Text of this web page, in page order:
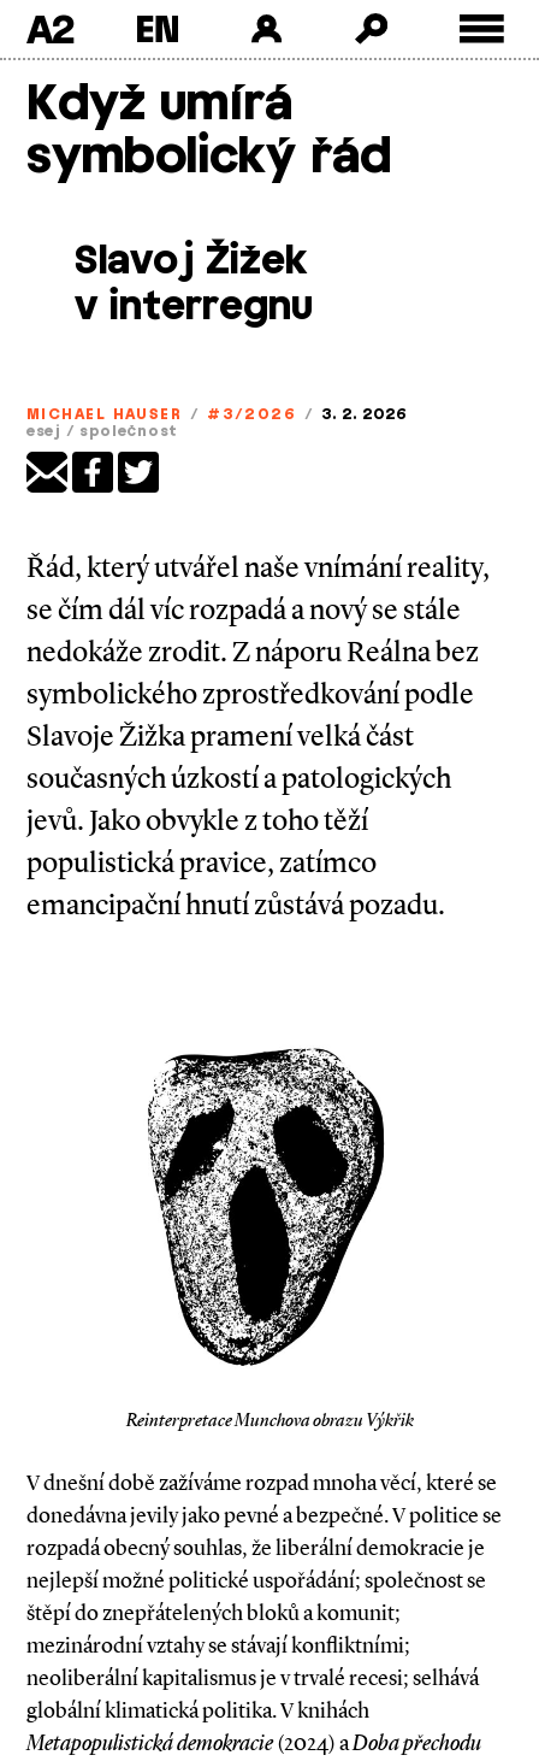
A2
Když umírá
symbolický řád
Slavoj Žižek
v interregnu
MICHAEL HAUSER / #3/2026 / 3. 2. 2026
esej / společnost
Řád, který utvářel naše vnímání reality,
se čím dál víc rozpadá a nový se stále
nedokáže zrodit. Z náporu Reálna bez
symbolického zprostředkování podle
Slavoje Žižka pramení velká část
současných úzkostí a patologických
jevů. Jako obvykle z toho těží
populistická pravice, zatímco
emancipační hnutí zůstává pozadu.
Reinterpretace Munchova obrazu Výkřik
V dnešní době zažíváme rozpad mnoha věcí, které se
donedávna jevily jako pevné a bezpečné. V politice se
rozpadá obecný souhlas, že liberální demokracie je
nejlepší možné politické uspořádání; společnost se
štěpí do znepřátelených bloků a komunit;
mezinárodní vztahy se stávají konfliktními;
neoliberální kapitalismus je v trvalé recesi; selhává
globální klimatická politika. V knihách
Metapopulistická demokracie(2024) aDoba přechodu